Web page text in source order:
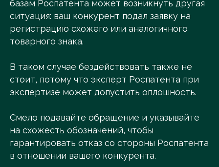
базам Роспатента может возникнуть другая
ситуация: ваш конкурент подал заявку на
регистрацию схожего или аналогичного
товарного знака.
В таком случае бездействовать также не
стоит, потому что эксперт Роспатента при
экспертизе может допустить оплошность.
Смело подавайте обращение и указывайте
на схожесть обозначений, чтобы
гарантировать отказ со стороны Роспатента
в отношении вашего конкурента.